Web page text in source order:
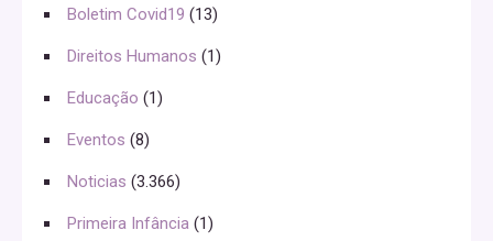
Boletim Covid19 (13)
Direitos Humanos (1)
Educação (1)
Eventos (8)
Noticias (3.366)
Primeira Infância (1)